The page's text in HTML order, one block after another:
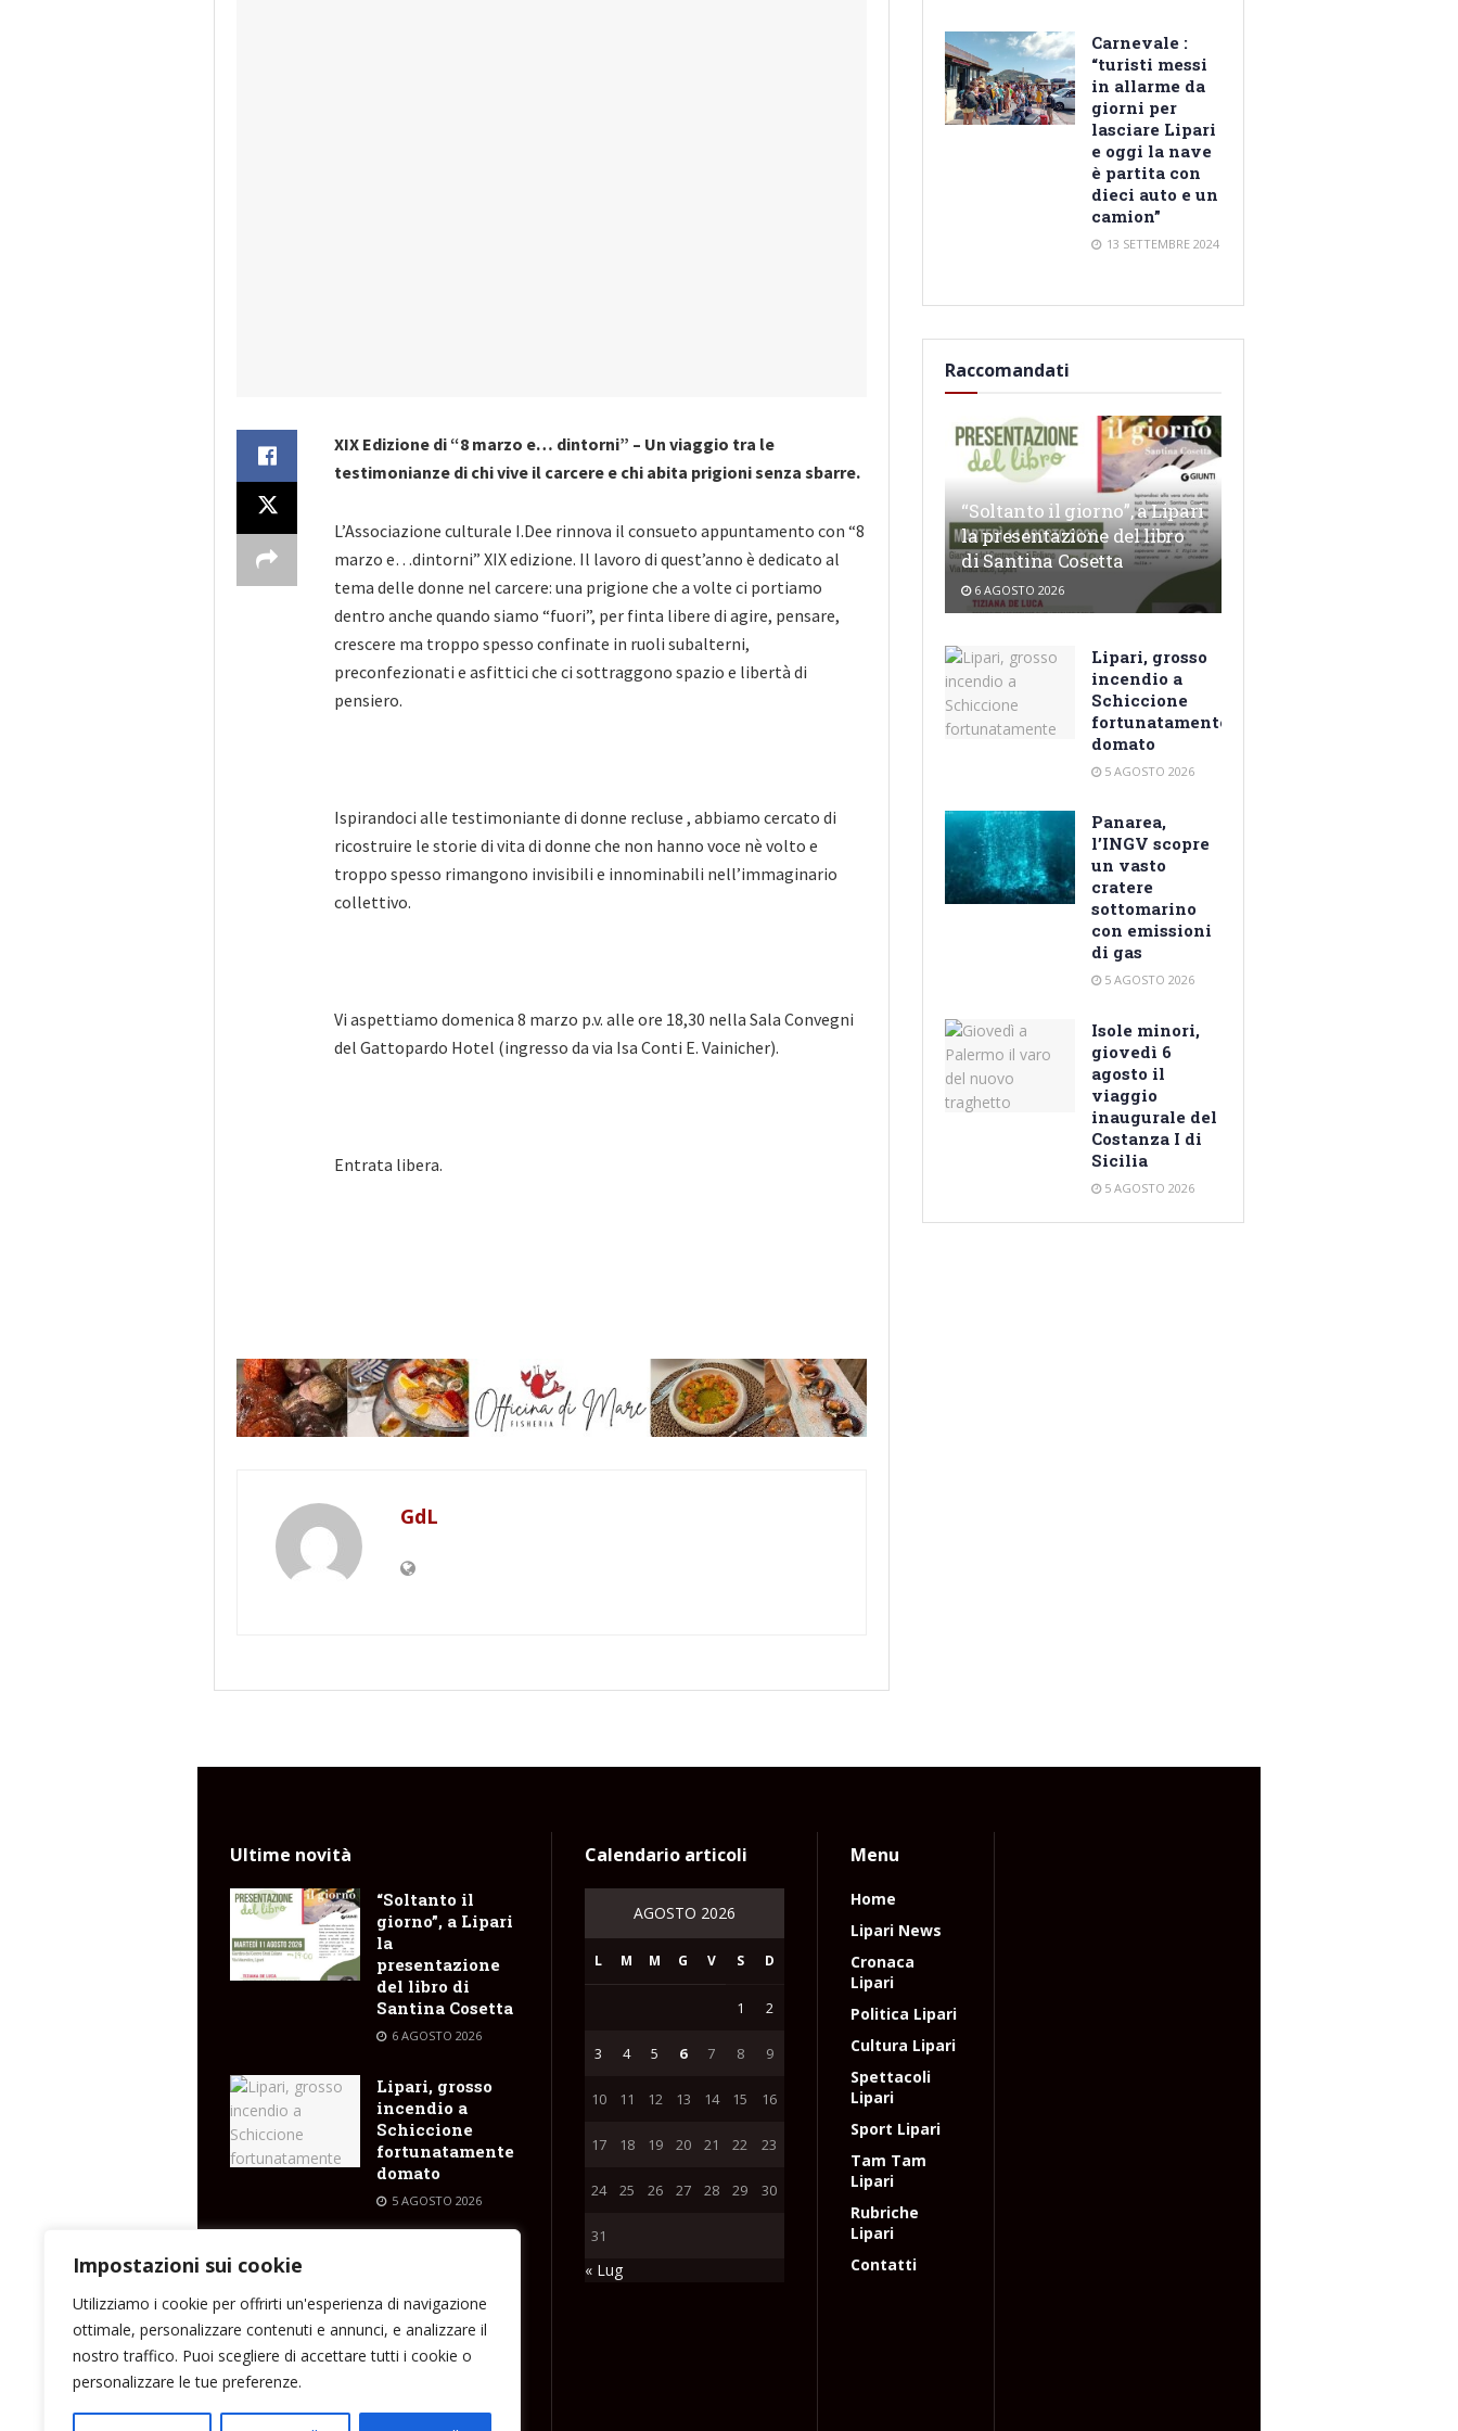
Impostazioni sui cookie
Utilizziamo i cookie per offrirti un'esperienza di navigazione
ottimale, personalizzare contenuti e annunci, e analizzare il
nostro traffico. Puoi scegliere di accettare tutti i cookie o
personalizzare le tue preferenze.
​XIX Edizione di “8 marzo e… dintorni” – Un viaggio tra le
testimonianze di chi vive il carcere e chi abita prigioni senza sbarre.
L’Associazione culturale I.Dee rinnova il consueto appuntamento con “8
marzo e…dintorni” XIX edizione. Il lavoro di quest’anno è dedicato al
tema delle donne nel carcere: una prigione che a volte ci portiamo
dentro anche quando siamo “fuori”, per finta libere di agire, pensare,
crescere ma troppo spesso confinate in ruoli subalterni,
preconfezionati e asfittici che ci sottraggono spazio e libertà di
pensiero.
Ispirandoci alle testimoniante di donne recluse , abbiamo cercato di
ricostruire le storie di vita di donne che non hanno voce nè volto e
troppo spesso rimangono invisibili e innominabili nell’immaginario
collettivo.
Vi aspettiamo domenica 8 marzo p.v. alle ore 18,30 nella Sala Convegni
del Gattopardo Hotel (ingresso da via Isa Conti E. Vainicher).
Entrata libera.
GdL
Carnevale :
“turisti messi
in allarme da
giorni per
lasciare Lipari
e oggi la nave
è partita con
dieci auto e un
camion”
13 SETTEMBRE 2024
Raccomandati
“Soltanto il giorno”, a Lipari
la presentazione del libro
di Santina Cosetta
6 AGOSTO 2026
Lipari, grosso
incendio a
Schiccione
fortunatamente
domato
5 AGOSTO 2026
Panarea,
l’INGV scopre
un vasto
cratere
sottomarino
con emissioni
di gas
5 AGOSTO 2026
Isole minori,
giovedì 6
agosto il
viaggio
inaugurale del
Costanza I di
Sicilia
5 AGOSTO 2026
Ultime novità
“Soltanto il
giorno”, a Lipari
la
presentazione
del libro di
Santina Cosetta
6 AGOSTO 2026
Lipari, grosso
incendio a
Schiccione
fortunatamente
domato
5 AGOSTO 2026
cratere
sottomarino con
emissioni di gas
5 AGOSTO 2026
Calendario articoli
AGOSTO 2026
L M M G V S D
1 2
3 4 5 6 7 8 9
10 11 12 13 14 15 16
17 18 19 20 21 22 23
24 25 26 27 28 29 30
31
« Lug
Menu
Home
Lipari News
Cronaca
Lipari
Politica Lipari
Cultura Lipari
Spettacoli
Lipari
Sport Lipari
Tam Tam
Lipari
Rubriche
Lipari
Contatti